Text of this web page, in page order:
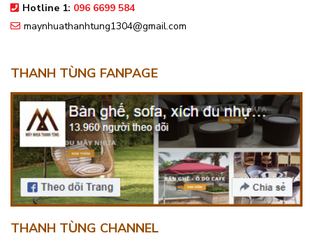
Hotline 1: 096 6699 584
maynhuathanhtung1304@gmail.com
THANH TÙNG FANPAGE
THANH TÙNG CHANNEL